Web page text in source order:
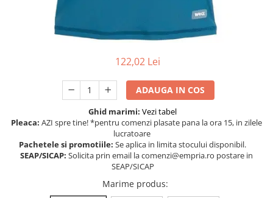
Accesorii auto copii
Haine & accesorii plaja
Ochelari de soare
Palarii protectie UV
Puericultura mare
Somnul bebelusului
Carucioare si scaune auto
Tarcuri copii / bebelusi
122,02 Lei
ADAUGA IN COS
Ghid marimi: Vezi tabel
Pleaca: AZI spre tine! *pentru comenzi plasate pana la ora 15, in zilele
lucratoare
Pachetele si promotiile: Se aplica in limita stocului disponibil.
SEAP/SICAP: Solicita prin email la comenzi@empria.ro postare in
SEAP/SICAP
Marime produs: